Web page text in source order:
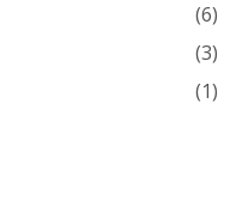
(6)
(3)
(1)